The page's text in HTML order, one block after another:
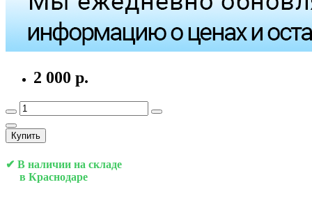
2 000 р.
Купить
✔ В наличии на складе
в Краснодаре